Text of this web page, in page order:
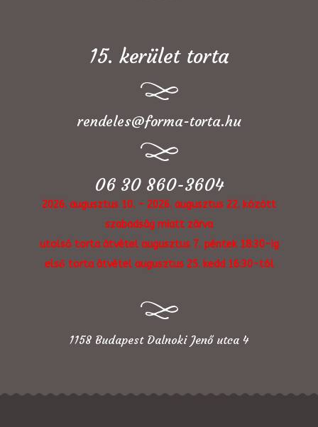
15. kerület torta
rendeles@forma-torta.hu
06 30 860-3604
2026. augusztus 10. - 2026. augusztus 22. között
szabadság miatt zárva
utolsó torta átvétel augusztus 7. péntek 18:30-ig
első torta átvétel augusztus 25. kedd 16:30-tól
1158 Budapest Dalnoki Jenő utca 4